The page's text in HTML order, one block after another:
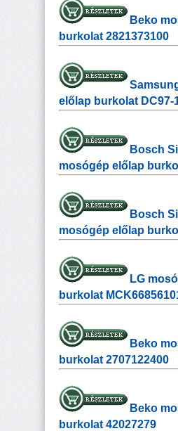
Beko
burkolat 2821373100
előlap burkolat DC97-
Bosch
mosógép előlap
Bosch
mosógép előlap
LG
burkolat
Beko
burkolat 2707122400
Beko
burkolat 42027279